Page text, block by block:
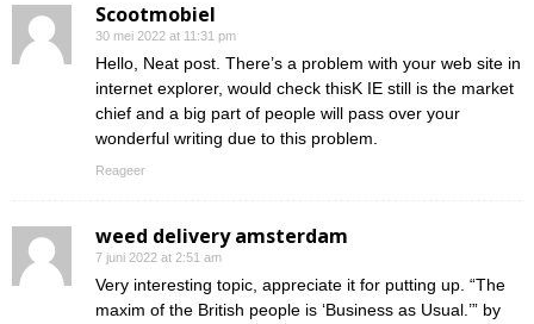
Scootmobiel
30 mei 2022 at 11:31 pm
Hello, Neat post. There’s a problem with your web site in
internet explorer, would check thisK IE still is the market
chief and a big part of people will pass over your
wonderful writing due to this problem.
Reageer
weed delivery amsterdam
7 juni 2022 at 2:51 am
Very interesting topic, appreciate it for putting up. “The
maxim of the British people is ‘Business as Usual.’” by